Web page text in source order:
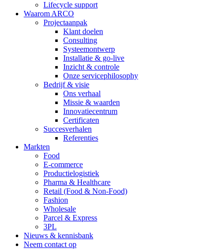
Lifecycle support
Waarom ARCO
Projectaanpak
Klant doelen
Consulting
Systeemontwerp
Installatie & go-live
Inzicht & controle
Onze servicephilosophy
Bedrijf & visie
Ons verhaal
Missie & waarden
Innovatiecentrum
Certificaten
Succesverhalen
Referenties
Markten
Food
E-commerce
Productielogistiek
Pharma & Healthcare
Retail (Food & Non-Food)
Fashion
Wholesale
Parcel & Express
3PL
Nieuws & kennisbank
Neem contact op